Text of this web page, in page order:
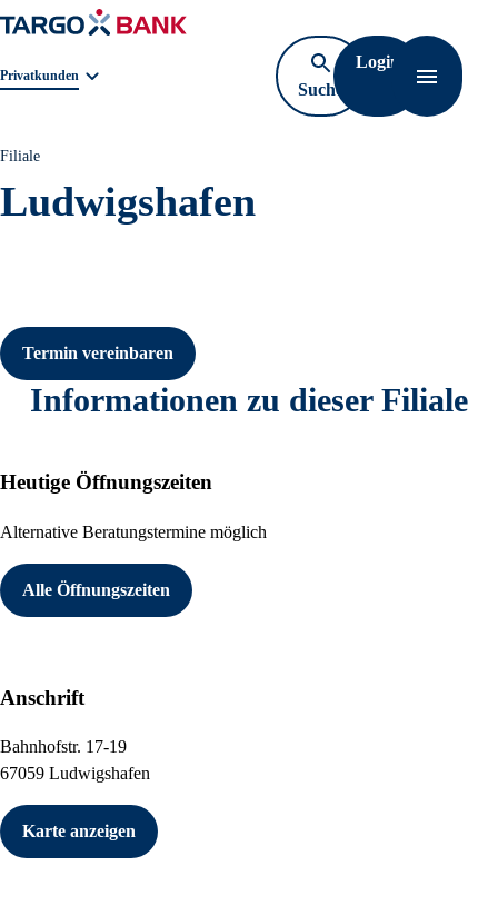
Geschäftsbereichnavigation. Aktuelle Auswahl:
Privatkunden
Suche
öffnen
Login
Filiale
Ludwigshafen
Termin vereinbaren
Informationen zu dieser Filiale
Heutige Öffnungszeiten
Alternative Beratungstermine möglich
Alle Öffnungszeiten
Anschrift
Bahnhofstr. 17-19
67059 Ludwigshafen
Karte anzeigen